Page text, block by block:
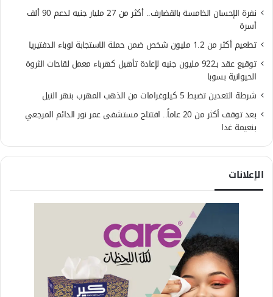
نفرة الإحسان الخامسة بالقضارف.. أكثر من 27 مليار جنيه لدعم 90 ألف
أسرة
تطعيم أكثر من 1.2 مليون شخص ضمن حملة الاستجابة لوباء الدفتيريا
توقيع عقد بـ922 مليون جنيه لإعادة تأهيل كهرباء معمل لقاحات الثروة
الحيوانية بسوبا
شرطة التعدين تضبط 5 كيلوغرامات من الذهب المهرب بنهر النيل
بعد توقف أكثر من 20 عاماً.. افتتاح مستشفى عمر نور الدائم المرجعي
بنعيمة غدا
الإعلانات